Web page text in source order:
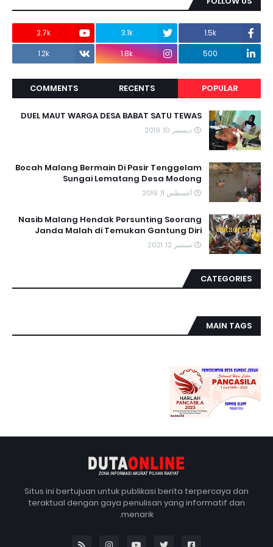
1.5k
3.1k
2.7k
500
1.8k
1.2k
POPULAR
RECENTS
COMMENTS
DUEL MAUT WARGA DESA BABAT SATU TEWAS
ديسمبر 10, 2019
Bocah Malang Bermain Di Pasir Tenggelam
Sungai Lematang Desa Modong
أغسطس 11, 2019
Nasib Malang Hendak Persunting Seorang
Janda Malah di Temukan Gantung Diri
سبتمبر 12, 2021
CATEGORIES
MAIN TAGS
Situs ini bertujuan untuk publikasi berita terpercaya dan
teraktual dengan gaya penulisan yang informatif dan
menarik.